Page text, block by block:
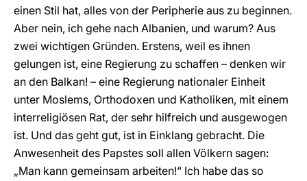
einen Stil hat, alles von der Peripherie aus zu beginnen.
Aber nein, ich gehe nach Albanien, und warum? Aus
zwei wichtigen Gründen. Erstens, weil es ihnen
gelungen ist, eine Regierung zu schaffen – denken wir
an den Balkan! – eine Regierung nationaler Einheit
unter Moslems, Orthodoxen und Katholiken, mit einem
interreligiösen Rat, der sehr hilfreich und ausgewogen
ist. Und das geht gut, ist in Einklang gebracht. Die
Anwesenheit des Papstes soll allen Völkern sagen:
„Man kann gemeinsam arbeiten!“ Ich habe das so